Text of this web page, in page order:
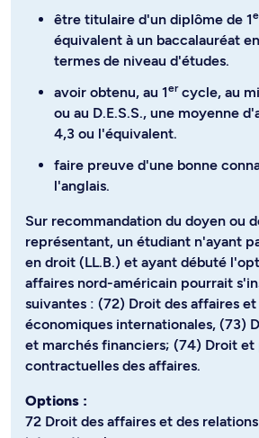
être titulaire d'un diplôme de 1
équivalent à un baccalauréat
termes de niveau d'études.
avoir obtenu, au 1ercycle, au
ou au D.E.S.S., une moyenne
4,3 ou l'équivalent.
faire preuve d'une bonne
l'anglais.
Sur recommandation du doyen ou
représentant, un étudiant n'ayant
en droit (LL.B.) et ayant débuté
affaires nord-américain pourrait
suivantes : (72) Droit des affaires
économiques internationales, (73)
et marchés financiers; (74) Droit et
contractuelles des affaires.
Options :
72 Droit des affaires et des